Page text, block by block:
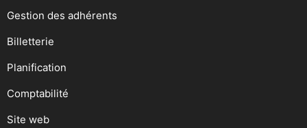
Gestion des adhérents
Billetterie
Planification
Comptabilité
Site web